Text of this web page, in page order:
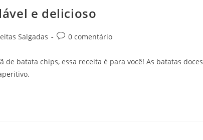
e delicioso
Salgadas 0 comentário
de batata chips, essa receita é para você! As batatas doces